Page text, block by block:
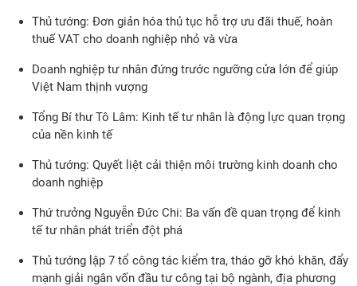
Thủ tướng: Đơn giản hóa thủ tục hỗ trợ ưu đãi thuế, hoàn
thuế VAT cho doanh nghiệp nhỏ và vừa
Doanh nghiệp tư nhân đứng trước ngưỡng cửa lớn để giúp
Việt Nam thịnh vượng
Tổng Bí thư Tô Lâm: Kinh tế tư nhân là động lực quan trọng
của nền kinh tế
Thủ tướng: Quyết liệt cải thiện môi trường kinh doanh cho
doanh nghiệp
Thứ trưởng Nguyễn Đức Chi: Ba vấn đề quan trọng để kinh
tế tư nhân phát triển đột phá
Thủ tướng lập 7 tổ công tác kiểm tra, tháo gỡ khó khăn, đẩy
mạnh giải ngân vốn đầu tư công tại bộ ngành, địa phương